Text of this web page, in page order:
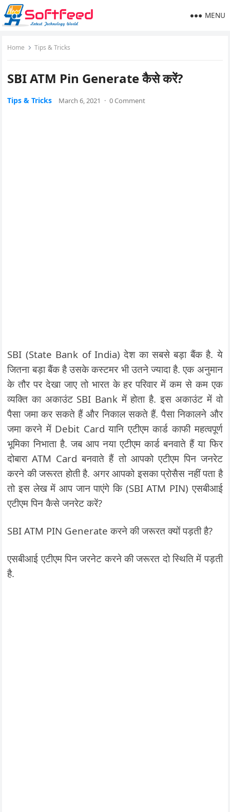
MENU
Home Tips & Tricks
SBI ATM Pin Generate कैसे करें?
Tips & Tricks March 6, 2021 · 0 Comment
SBI (State Bank of India) देश का सबसे बड़ा बैंक है. ये
जितना बड़ा बैंक है उसके कस्टमर भी उतने ज्यादा है. एक अनुमान
के तौर पर देखा जाए तो भारत के हर परिवार में कम से कम एक
व्यक्ति का अकाउंट SBI Bank में होता है. इस अकाउंट में वो
पैसा जमा कर सकते हैं और निकाल सकते हैं. पैसा निकालने और
जमा करने में Debit Card यानि एटीएम कार्ड काफी महत्वपूर्ण
भूमिका निभाता है. जब आप नया एटीएम कार्ड बनवाते हैं या फिर
दोबारा ATM Card बनवाते हैं तो आपको एटीएम पिन जनरेट
करने की जरूरत होती है. अगर आपको इसका प्रोसैस नहीं पता है
तो इस लेख में आप जान पाएंगे कि (SBI ATM PIN) एसबीआई
एटीएम पिन कैसे जनरेट करें?
SBI ATM PIN Generate करने की जरूरत क्यों पड़ती है?
एसबीआई एटीएम पिन जरनेट करने की जरूरत दो स्थिति में पड़ती
है.